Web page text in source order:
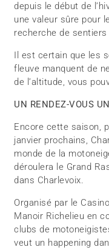
depuis le début de
une valeur sûre pour
recherche de
Il est certain que les
fleuve manquent de
de l’altitude, vous
UN RENDEZ-VOUS
Encore cette saison,
janvier prochains,
monde de la
déroulera le Grand
dans Charlevoix.
Organisé par le
Manoir Richelieu en
clubs de
veut un happening